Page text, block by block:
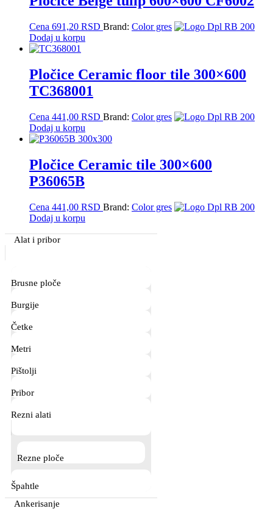
Cena 691,20 RSD Brand: Color gres
Dodaj u korpu
Pločice Ceramic floor tile 300×600
TC368001
Cena 441,00 RSD Brand: Color gres
Dodaj u korpu
Pločice Ceramic tile 300×600
P36065B
Cena 441,00 RSD Brand: Color gres
Dodaj u korpu
Primary
Sidebar
Alat i pribor
Brusne ploče
Burgije
Četke
Metri
Pištolji
Pribor
Rezni alati
Rezne ploče
Špahtle
Ankerisanje